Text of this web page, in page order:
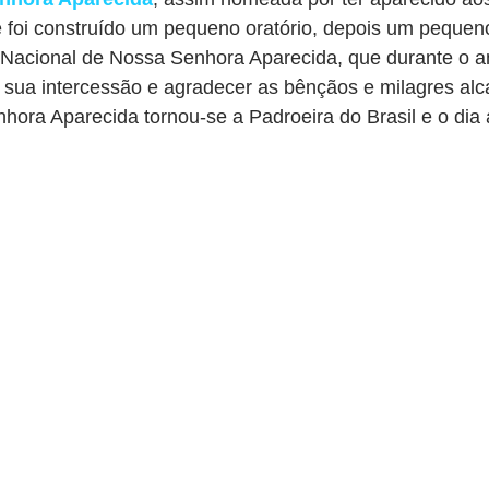
foi construído um pequeno oratório, depois um
de Nossa Senhora Aparecida, que durante o
intercessão e agradecer as bênçãos e milagres
Aparecida tornou-se a Padroeira do Brasil e o